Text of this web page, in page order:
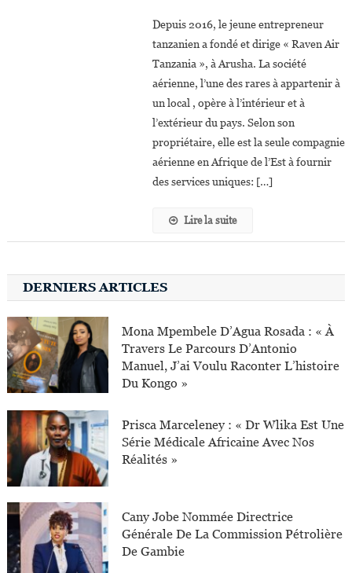
Depuis 2016, le jeune entrepreneur
tanzanien a fondé et dirige « Raven Air
Tanzania », à Arusha. La société
aérienne, l’une des rares à appartenir à
un local , opère à l’intérieur et à
l’extérieur du pays. Selon son
propriétaire, elle est la seule compagnie
aérienne en Afrique de l’Est à fournir
des services uniques: […]
Lire la suite
DERNIERS ARTICLES
Mona Mpembele D’Agua Rosada : « À
Travers Le Parcours D’Antonio
Manuel, J’ai Voulu Raconter L’histoire
Du Kongo »
Prisca Marceleney : « Dr Wlika Est Une
Série Médicale Africaine Avec Nos
Réalités »
Cany Jobe Nommée Directrice
Générale De La Commission Pétrolière
De Gambie